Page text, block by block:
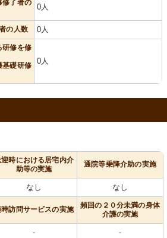
修了者の
0人
の人数 0人
研修を修
基礎研修
0人
迎時における居宅内介
助等の実施
通院等乗降介助の実施
なし なし
時訪問サービスの実施
頻回の２０分未満の身体
介護の実施
- -